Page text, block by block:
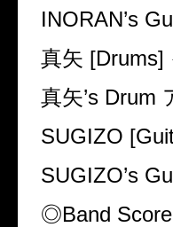
INORAN’s
真矢 [Drums]
真矢’s Drum
SUGIZO
SUGIZO’s
◎Band Score